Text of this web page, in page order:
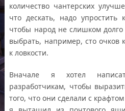
количество чантерских
что дескать, надо упростить
чтобы народ не слишком
выбрать, например, сто очков
к ловкости.
Вначале я хотел
разработчикам, чтобы
того, что они сделали с